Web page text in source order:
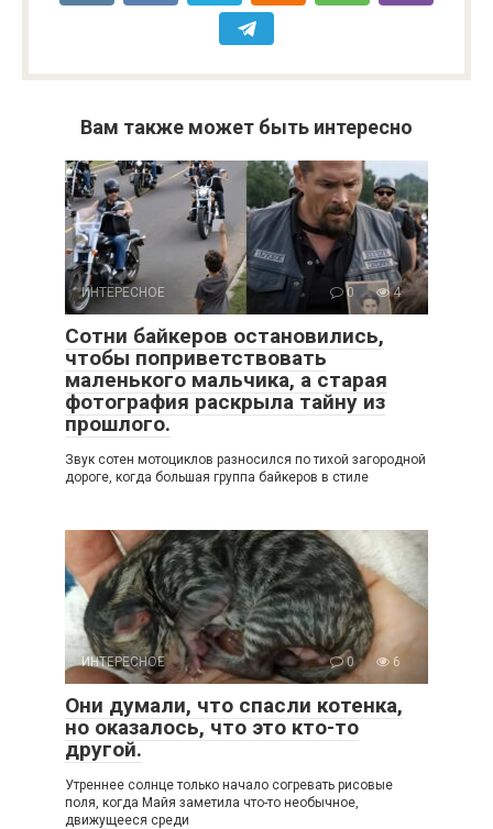
Вам также может быть интересно
ИНТЕРЕСНОЕ 0 4
Сотни байкеров остановились,
чтобы поприветствовать
маленького мальчика, а старая
фотография раскрыла тайну из
прошлого.
Звук сотен мотоциклов разносился по тихой загородной
дороге, когда большая группа байкеров в стиле
ИНТЕРЕСНОЕ 0 6
Они думали, что спасли котенка,
но оказалось, что это кто-то
другой.
Утреннее солнце только начало согревать рисовые
поля, когда Майя заметила что-то необычное,
движущееся среди